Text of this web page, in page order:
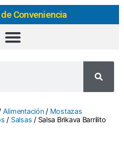
Conveniencia
Alimentación/ Mostazas
/ Salsas / Salsa Brikava Barrilito